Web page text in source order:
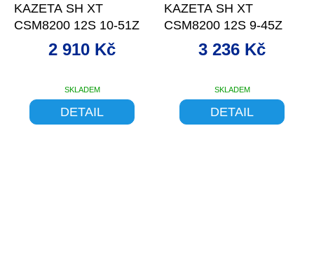
KAZETA SH XT
CSM8200 12S 10-51Z
SKLADEM
2 910 Kč
DETAIL
M
A
KAZETA SH XT
CSM8200 12S 9-45Z
SKLADEM
3 236 Kč
DETAIL